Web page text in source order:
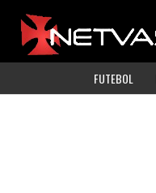
FUTEBOL